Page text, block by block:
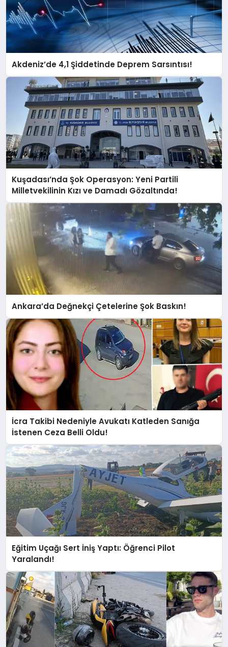
Akdeniz’de 4,1 Şiddetinde Deprem Sarsıntısı!
Kuşadası’nda Şok Operasyon: Yeni Partili
Milletvekilinin Kızı ve Damadı Gözaltında!
Ankara’da Değnekçi Çetelerine Şok Baskın!
İcra Takibi Nedeniyle Avukatı Katleden Sanığa
İstenen Ceza Belli Oldu!
Eğitim Uçağı Sert İniş Yaptı: Öğrenci Pilot
Yaralandı!